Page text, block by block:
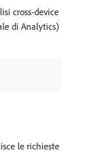
cross-device
di Analytics)
le richieste